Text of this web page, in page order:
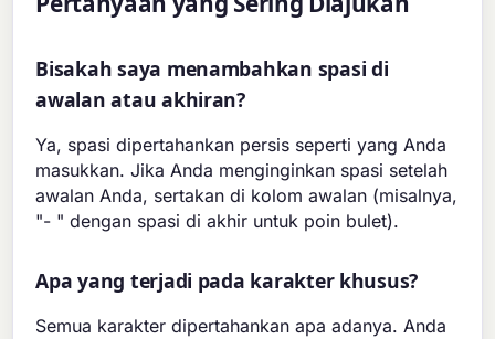
Bisakah saya menambahkan spasi di
awalan atau akhiran?
Ya, spasi dipertahankan persis seperti yang Anda
masukkan. Jika Anda menginginkan spasi setelah
awalan Anda, sertakan di kolom awalan (misalnya,
"- " dengan spasi di akhir untuk poin bulet).
Apa yang terjadi pada karakter khusus?
Semua karakter dipertahankan apa adanya. Anda